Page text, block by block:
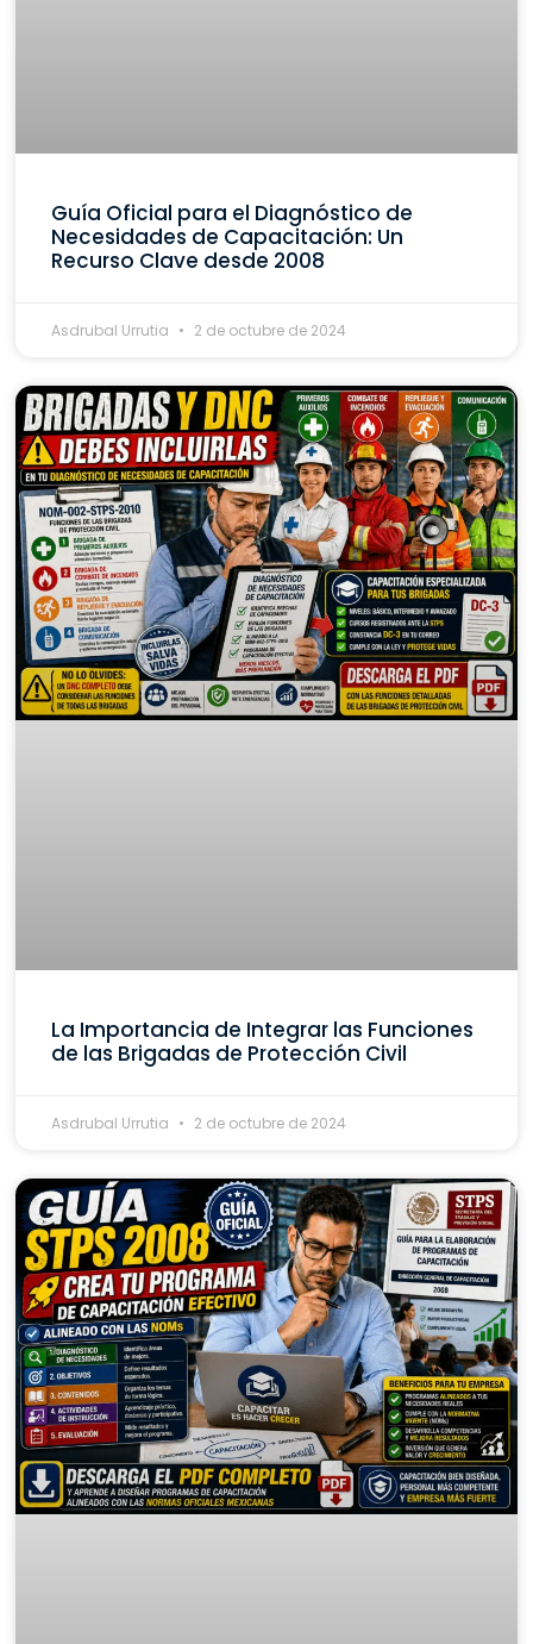
Guía Oficial para el Diagnóstico de
Necesidades de Capacitación: Un
Recurso Clave desde 2008
Asdrubal Urrutia 2 de octubre de 2024
La Importancia de Integrar las Funciones
de las Brigadas de Protección Civil
Asdrubal Urrutia 2 de octubre de 2024